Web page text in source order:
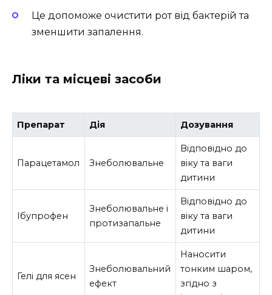
Це допоможе очистити рот від бактерій та
зменшити запалення.
Ліки та місцеві засоби
Препарат Дія Дозування
Парацетамол Знеболювальне
Відповідно до
віку та ваги
дитини
Ібупрофен
Знеболювальне і
протизапальне
Відповідно до
віку та ваги
дитини
Гелі для ясен
Знеболювальний
ефект
Наносити
тонким шаром,
згідно з